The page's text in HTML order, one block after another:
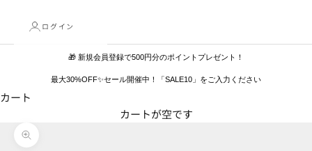
ログイン
🎁 新規会員登録で500円分のポイントプレゼント！
最大30%OFF✨セール開催中！「SALE10」をご入力ください
カート
カートが空です
ズームイン